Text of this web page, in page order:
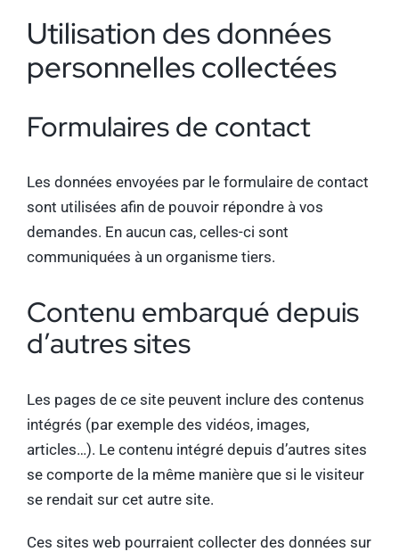
Utilisation des données
personnelles collectées
Formulaires de contact
Les données envoyées par le formulaire de contact
sont utilisées afin de pouvoir répondre à vos
demandes. En aucun cas, celles-ci sont
communiquées à un organisme tiers.
Contenu embarqué depuis
d’autres sites
Les pages de ce site peuvent inclure des contenus
intégrés (par exemple des vidéos, images,
articles…). Le contenu intégré depuis d’autres sites
se comporte de la même manière que si le visiteur
se rendait sur cet autre site.
Ces sites web pourraient collecter des données sur